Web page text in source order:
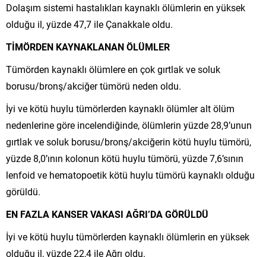
Dolaşım sistemi hastalıkları kaynaklı ölümlerin en yüksek
olduğu il, yüzde 47,7 ile Çanakkale oldu.
TİMÖRDEN KAYNAKLANAN ÖLÜMLER
Tümörden kaynaklı ölümlere en çok gırtlak ve soluk
borusu/bronş/akciğer tümörü neden oldu.
İyi ve kötü huylu tümörlerden kaynaklı ölümler alt ölüm
nedenlerine göre incelendiğinde, ölümlerin yüzde 28,9’unun
gırtlak ve soluk borusu/bronş/akciğerin kötü huylu tümörü,
yüzde 8,0’ının kolonun kötü huylu tümörü, yüzde 7,6’sının
lenfoid ve hematopoetik kötü huylu tümörü kaynaklı olduğu
görüldü.
EN FAZLA KANSER VAKASI AĞRI’DA GÖRÜLDÜ
İyi ve kötü huylu tümörlerden kaynaklı ölümlerin en yüksek
olduğu il, yüzde 22,4 ile Ağrı oldu.